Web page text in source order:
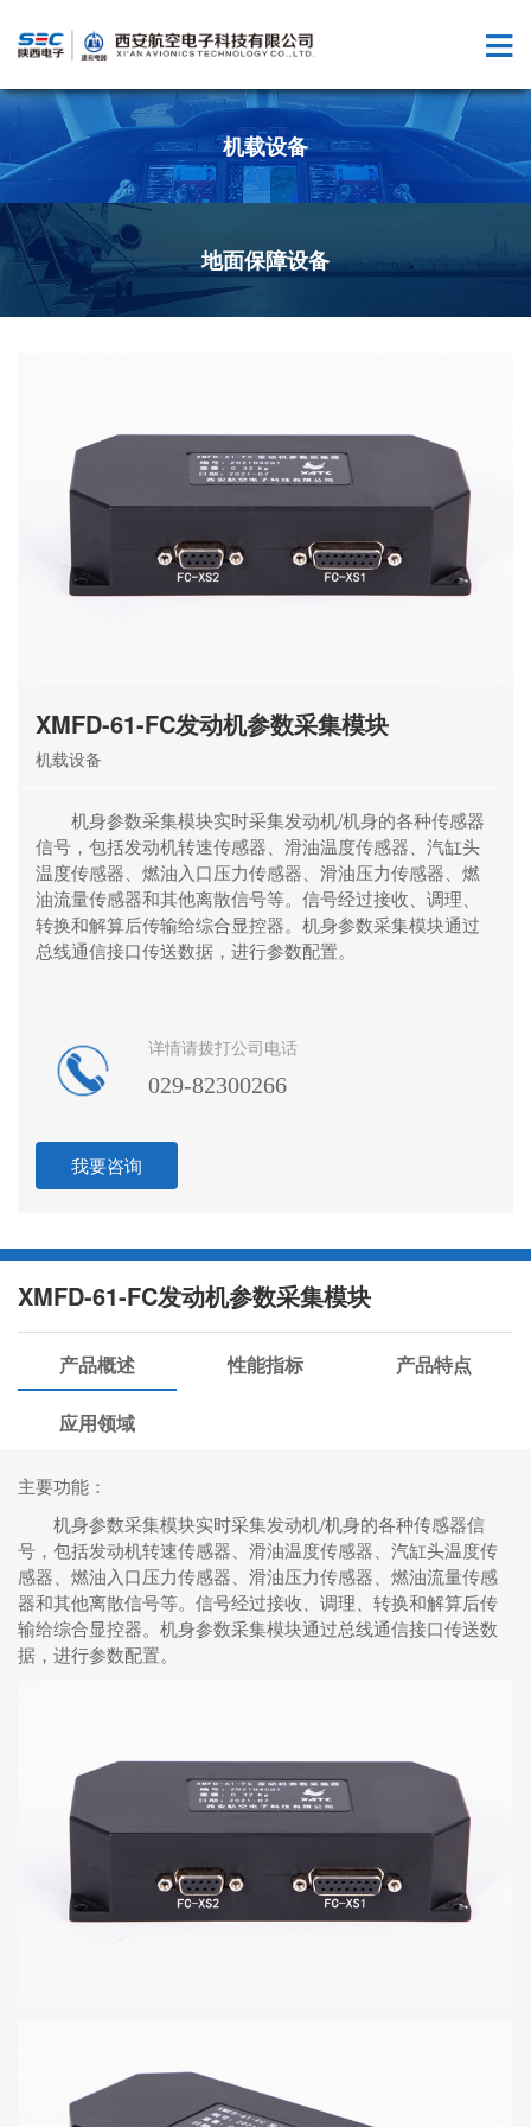
机载设备
地面保障设备
XMFD-61-FC发动机参数采集模块
机载设备
机身参数采集模块实时采集发动机/机身的各种传感器
信号，包括发动机转速传感器、滑油温度传感器、汽缸头
温度传感器、燃油入口压力传感器、滑油压力传感器、燃
油流量传感器和其他离散信号等。信号经过接收、调理、
转换和解算后传输给综合显控器。机身参数采集模块通过
总线通信接口传送数据，进行参数配置。
详情请拨打公司电话
029-82300266
我要咨询
XMFD-61-FC发动机参数采集模块
产品概述 性能指标 产品特点
应用领域
主要功能：
机身参数采集模块实时采集发动机/机身的各种传感器信
号，包括发动机转速传感器、滑油温度传感器、汽缸头温度传
感器、燃油入口压力传感器、滑油压力传感器、燃油流量传感
器和其他离散信号等。信号经过接收、调理、转换和解算后传
输给综合显控器。机身参数采集模块通过总线通信接口传送数
据，进行参数配置。